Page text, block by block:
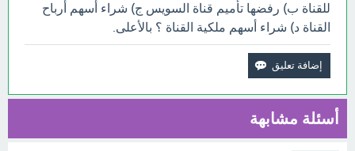
للقناة ب) رفضها تأميم قناة السويس ج) شراء أسهم أرباح
القناة د) شراء أسهم ملكية القناة ؟ بالأعلى.
أسئلة مشابهة